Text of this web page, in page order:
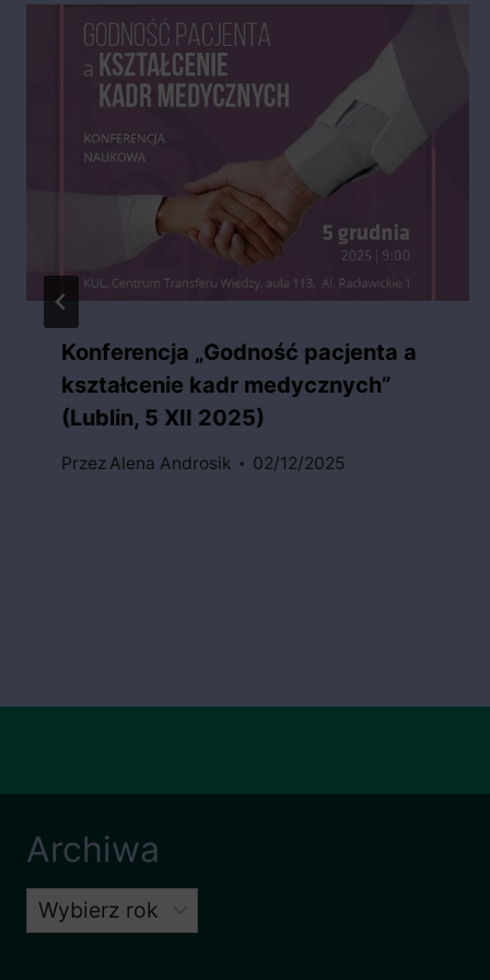
Konferencja „Godność pacjenta a
kształcenie kadr medycznych”
(Lublin, 5 XII 2025)
PrzezAlena Androsik 02/12/2025
Archiwa